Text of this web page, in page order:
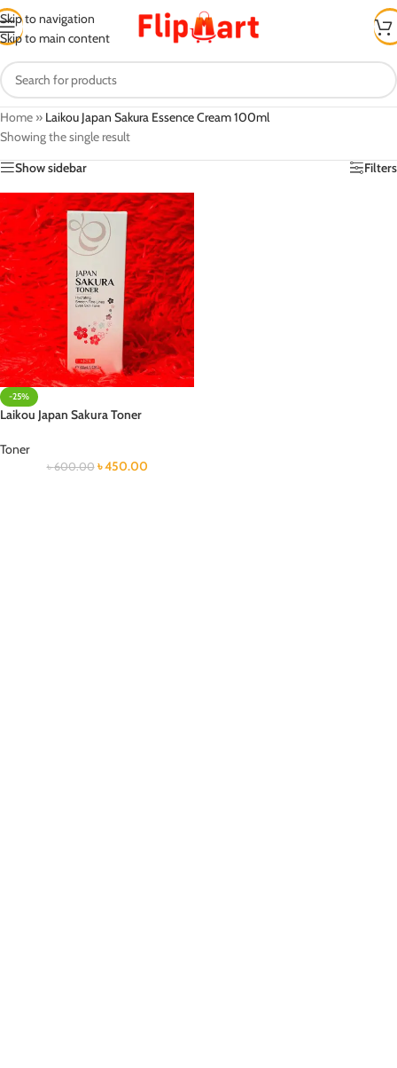
Skip to navigation
Skip to main content
Home » Laikou Japan Sakura Essence Cream 100ml
Showing the single result
Show sidebar
Filters
-25%
Laikou Japan Sakura Toner
Toner
৳600.00 ৳450.00